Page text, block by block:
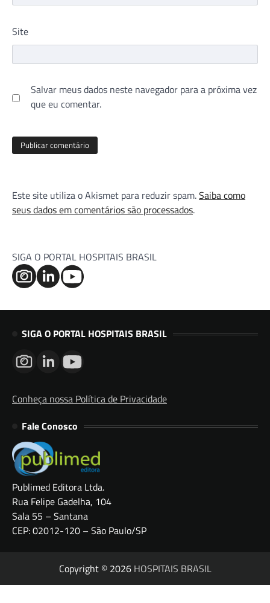
Site
Salvar meus dados neste navegador para a próxima vez
que eu comentar.
Este site utiliza o Akismet para reduzir spam.Saiba como
seus dados em comentários são processados.
SIGA O PORTAL HOSPITAIS BRASIL
SIGA O PORTAL HOSPITAIS BRASIL
Conheça nossa Política de Privacidade
Fale Conosco
Publimed Editora Ltda.
Rua Felipe Gadelha, 104
Sala 55 – Santana
CEP: 02012-120 – São Paulo/SP
Copyright © 2026 HOSPITAIS BRASIL